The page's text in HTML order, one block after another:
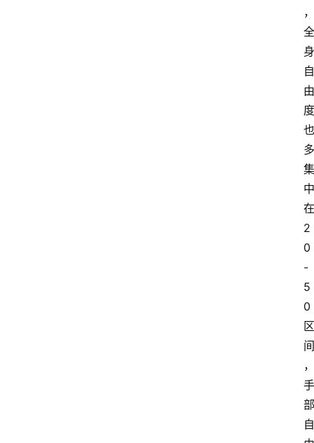
，
全
身
自
由
度
也
多
集
中
在
2
0
-
5
0
区
间
，
手
部
自